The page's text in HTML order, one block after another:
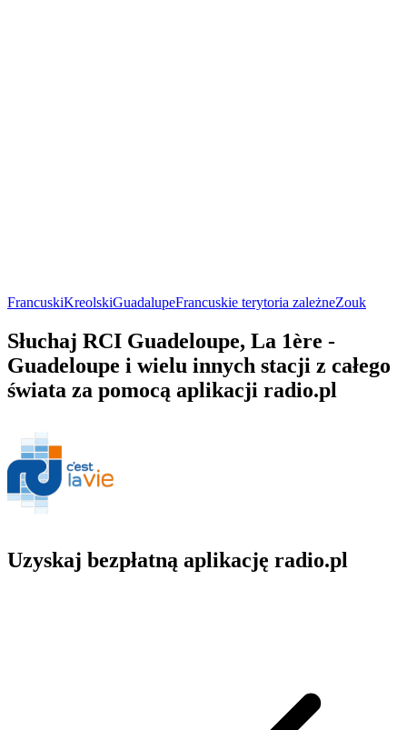
FrancuskiKreolskiGuadalupeFrancuskie terytoria zależneZouk
Słuchaj RCI Guadeloupe, La 1ère -
Guadeloupe i wielu innych stacji z całego
świata za pomocą aplikacji radio.pl
Uzyskaj bezpłatną aplikację radio.pl